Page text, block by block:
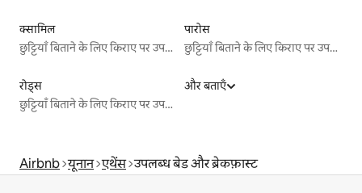
क्सामिल
छुट्टियाँ बिताने के लिए किराए पर उपलब्ध जगहें
पारोस
छुट्टियाँ बिताने के लिए किराए पर उपलब्ध जगहें
रोड्स
छुट्टियाँ बिताने के लिए किराए पर उपलब्ध जगहें
और बताएँ
Airbnb यूनान एथेंस उपलब्ध बेड और ब्रेकफ़ास्ट